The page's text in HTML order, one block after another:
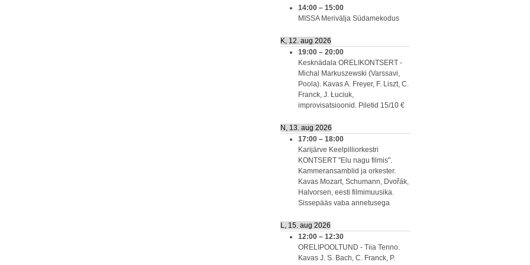
14:00 – 15:00
MISSA Merivälja Südamekodus
K, 12. aug 2026
19:00 – 20:00
Kesknädala ORELIKONTSERT -
Michal Markuszewski (Varssavi,
Poola). Kavas A. Freyer, F. Liszt, C.
Franck, J. Łuciuk,
improvisatsioonid. Piletid 15/10 €
N, 13. aug 2026
17:00 – 18:00
Karijärve Keelpilliorkestri
KONTSERT "Elu nagu filmis".
Kammeransamblid ja orkester.
Kavas Mozart, Schumann, Dvořák,
Halvorsen, eesti filmimuusika.
Sissepääs vaba annetusega
L, 15. aug 2026
12:00 – 12:30
ORELIPOOLTUND - Tiia Tenno.
Kavas J. S. Bach, C. Franck, P.